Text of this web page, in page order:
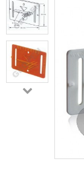
STAVEBNÍ LASERY
DOKUMENTACE VE 3D
GNSS, GPS MĚŘENÍ
HLEDAČKY A DETEKTORY